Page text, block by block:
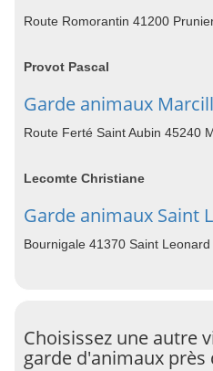
Route Romorantin 41200
Provot Pascal
Garde animaux
Route Ferté Saint Aubin 45240
Lecomte Christiane
Garde animaux Saint
Bournigale 41370 Saint Leonard
Choisissez une autre
garde d'animaux près